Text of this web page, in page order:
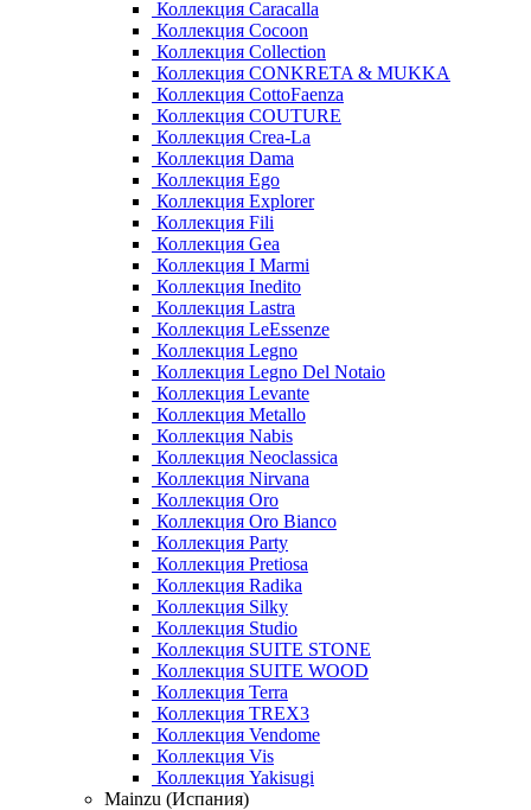
Коллекция Caracalla
Коллекция Cocoon
Коллекция Collection
Коллекция CONKRETA & MUKKA
Коллекция CottoFaenza
Коллекция COUTURE
Коллекция Crea-La
Коллекция Dama
Коллекция Ego
Коллекция Explorer
Коллекция Fili
Коллекция Gea
Коллекция I Marmi
Коллекция Inedito
Коллекция Lastra
Коллекция LeEssenze
Коллекция Legno
Коллекция Legno Del Notaio
Коллекция Levante
Коллекция Metallo
Коллекция Nabis
Коллекция Neoclassica
Коллекция Nirvana
Коллекция Oro
Коллекция Oro Bianco
Коллекция Party
Коллекция Pretiosa
Коллекция Radika
Коллекция Silky
Коллекция Studio
Коллекция SUITE STONE
Коллекция SUITE WOOD
Коллекция Terra
Коллекция TREX3
Коллекция Vendome
Коллекция Vis
Коллекция Yakisugi
Mainzu (Испания)